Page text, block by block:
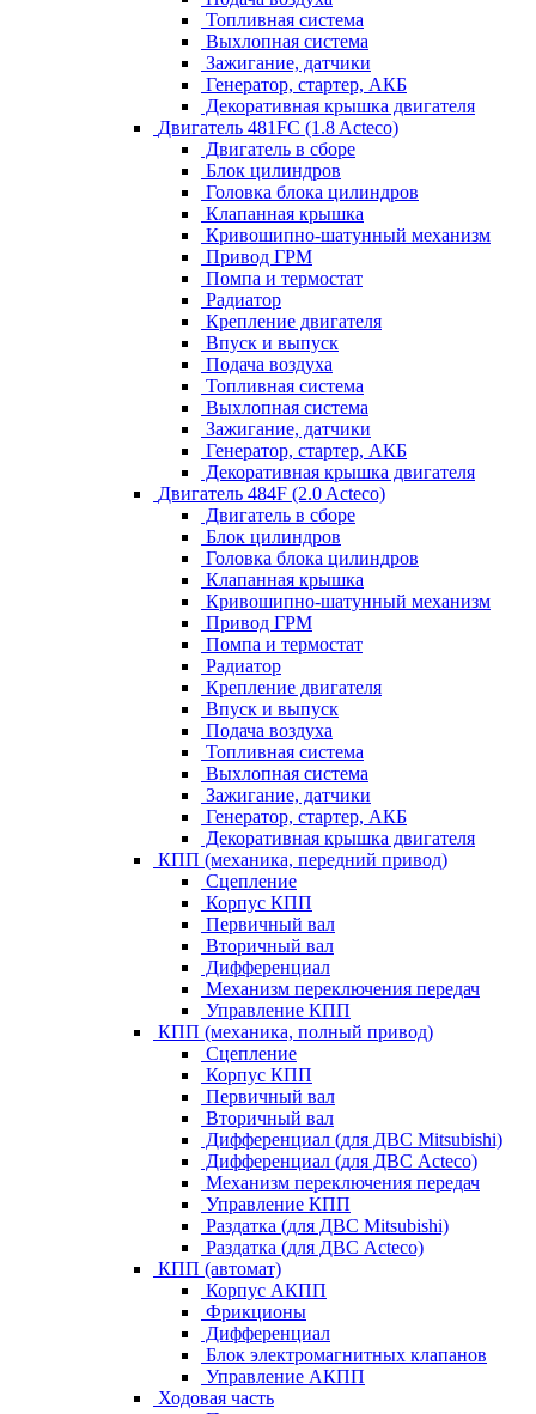
Топливная система
Выхлопная система
Зажигание, датчики
Генератор, стартер, АКБ
Декоративная крышка двигателя
Двигатель 481FC (1.8 Acteco)
Двигатель в сборе
Блок цилиндров
Головка блока цилиндров
Клапанная крышка
Кривошипно-шатунный механизм
Привод ГРМ
Помпа и термостат
Радиатор
Крепление двигателя
Впуск и выпуск
Подача воздуха
Топливная система
Выхлопная система
Зажигание, датчики
Генератор, стартер, АКБ
Декоративная крышка двигателя
Двигатель 484F (2.0 Acteco)
Двигатель в сборе
Блок цилиндров
Головка блока цилиндров
Клапанная крышка
Кривошипно-шатунный механизм
Привод ГРМ
Помпа и термостат
Радиатор
Крепление двигателя
Впуск и выпуск
Подача воздуха
Топливная система
Выхлопная система
Зажигание, датчики
Генератор, стартер, АКБ
Декоративная крышка двигателя
КПП (механика, передний привод)
Сцепление
Корпус КПП
Первичный вал
Вторичный вал
Дифференциал
Механизм переключения передач
Управление КПП
КПП (механика, полный привод)
Сцепление
Корпус КПП
Первичный вал
Вторичный вал
Дифференциал (для ДВС Mitsubishi)
Дифференциал (для ДВС Acteco)
Механизм переключения передач
Управление КПП
Раздатка (для ДВС Mitsubishi)
Раздатка (для ДВС Acteco)
КПП (автомат)
Корпус АКПП
Фрикционы
Дифференциал
Блок электромагнитных клапанов
Управление АКПП
Ходовая часть